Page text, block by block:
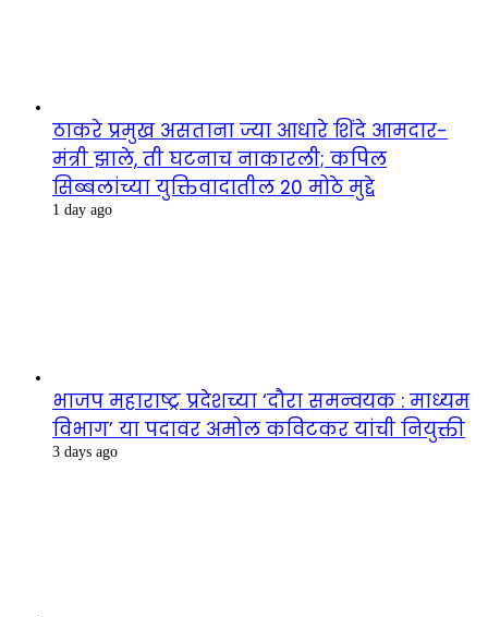
ठाकरे प्रमुख असताना ज्या आधारे शिंदे आमदार-
मंत्री झाले, ती घटनाच नाकारली; कपिल
सिब्बलांच्या युक्तिवादातील 20 मोठे मुद्दे
1 day ago
भाजप महाराष्ट्र प्रदेशच्या ‘दौरा समन्वयक : माध्यम
विभाग’ या पदावर अमोल कविटकर यांची नियुक्ती
3 days ago